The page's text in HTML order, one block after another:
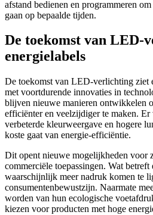
afstand bedienen en programmeren
gaan op bepaalde tijden.
De toekomst van LED-
energielabels
De toekomst van LED-verlichting ziet
met voortdurende innovaties in
blijven nieuwe manieren ontwikkelen
efficiënter en veelzijdiger te maken.
verbeterde kleurweergave en hogere
koste gaat van energie-efficiëntie.
Dit opent nieuwe mogelijkheden voor
commerciële toepassingen. Wat betreft
waarschijnlijk meer nadruk komen te
consumentenbewustzijn. Naarmate
worden van hun ecologische
kiezen voor producten met hoge